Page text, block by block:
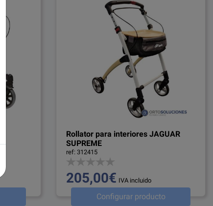
Rollator para interiores JAGUAR
SUPREME
ref: 312415
205,00€ IVA incluido
Configurar producto